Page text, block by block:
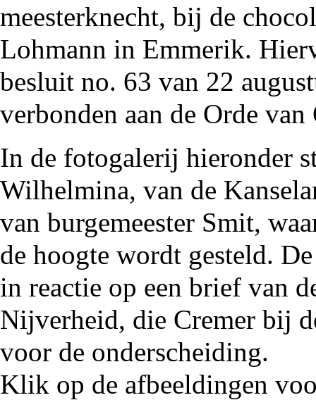
meesterknecht, bij de
Lohmann in Emmerik.
besluit no. 63 van 22
verbonden aan de Orde van
In de fotogalerij hieronder
Wilhelmina, van de
van burgemeester Smit,
de hoogte wordt gesteld.
in reactie op een brief van
Nijverheid, die Cremer bij
voor de onderscheiding.
Klik op de afbeeldingen